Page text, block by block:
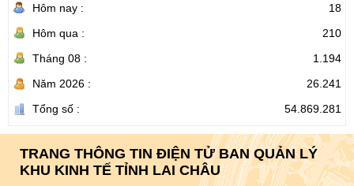
Hôm nay :
18
Hôm qua :
210
Tháng 08 :
1.194
Năm 2026 :
26.241
Tổng số :
54.869.281
TRANG THÔNG TIN ĐIỆN TỬ BAN QUẢN LÝ
KHU KINH TẾ TỈNH LAI CHÂU